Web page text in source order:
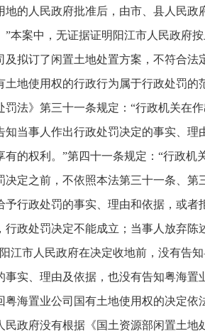
地的人民政府批准后，由市、县人民政
”本案中，无证据证明阳江市人民政府
及拟订了闲置土地处置方案，不符合法
土地使用权的行政行为属于行政处罚的
罚法》第三十一条规定：“行政机关在
知当事人作出行政处罚决定的事实、理
有的权利。”第四十一条规定：“行政机
决定之前，不依照本法第三十一条、第
予行政处罚的事实、理由和依据，或者
行政处罚决定不能成立；当事人放弃陈
江市人民政府在决定收地前，没有告
事实、理由及依据，也没有告知粤海置
粤海置业公司国有土地使用权的决定依
民政府没有根据《国土资源部闲置土地